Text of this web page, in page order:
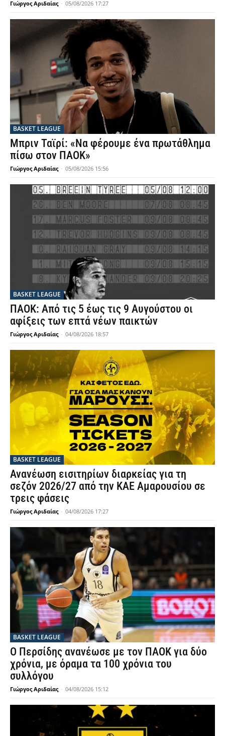
Γιώργος Αριδαίας - 05/08/2026 17:27
BASKET LEAGUE
Μπριν Ταϊρί: «Να φέρουμε ένα πρωτάθλημα
πίσω στον ΠΑΟΚ»
Γιώργος Αριδαίας - 05/08/2026 15:56
BASKET LEAGUE
ΠΑΟΚ: Από τις 5 έως τις 9 Αυγούστου οι
αφίξεις των επτά νέων παικτών
Γιώργος Αριδαίας - 04/08/2026 18:57
BASKET LEAGUE
Ανανέωση εισιτηρίων διαρκείας για τη
σεζόν 2026/27 από την ΚΑΕ Αμαρουσίου σε
τρεις φάσεις
Γιώργος Αριδαίας - 04/08/2026 17:27
BASKET LEAGUE
Ο Περσίδης ανανέωσε με τον ΠΑΟΚ για δύο
χρόνια, με όραμα τα 100 χρόνια του
συλλόγου
Γιώργος Αριδαίας - 04/08/2026 15:12